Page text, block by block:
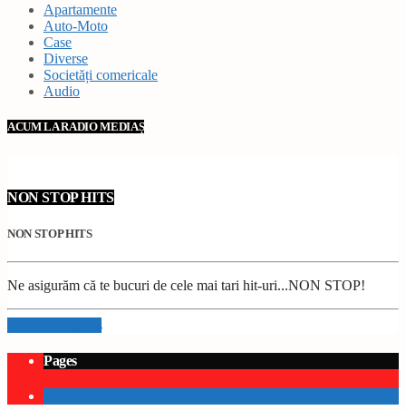
Apartamente
Auto-Moto
Case
Diverse
Societăți comericale
Audio
ACUM LA RADIO MEDIAȘ
NON STOP HITS
NON STOP HITS
Ne asigurăm că te bucuri de cele mai tari hit-uri...NON STOP!
Info and episodes
Pages